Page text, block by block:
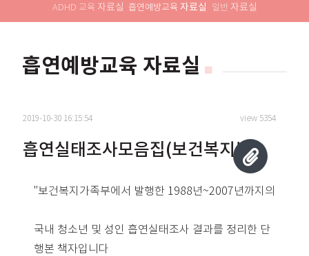
ADHD 교육 자료실 흡연예방교육 자료실 일반 자료실
흡연예방교육 자료실
2019-10-30 16:15:54 view 5354
흡연실태조사모음집(보건복지부)
"보건복지가족부에서 발행한 1988년~2007년까지의
국내 청소년 및 성인 흡연실태조사 결과를 정리한 단
행본 책자입니다